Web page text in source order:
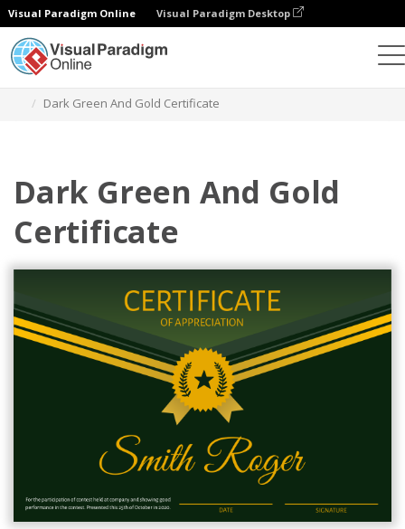
Visual Paradigm Online Visual Paradigm Desktop
Dark Green And Gold Certificate
Dark Green And Gold
Certificate